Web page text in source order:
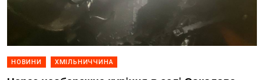
НОВИНИ ХМІЛЬНИЧЧИНА